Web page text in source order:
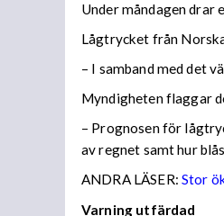
Under måndagen drar
Lågtrycket från
– I samband med det
Myndigheten flaggar
– Prognosen för
av regnet samt hur
ANDRA LÄSER: Stor
Varning utfärdad